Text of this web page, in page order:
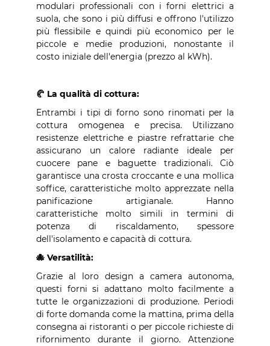
modulari professionali con i forni elettrici a
suola, che sono i più diffusi e offrono l'utilizzo
più flessibile e quindi più economico per le
piccole e medie produzioni, nonostante il
costo iniziale dell'energia (prezzo al kWh).
🥐 La qualità di cottura:
Entrambi i tipi di forno sono rinomati per la
cottura omogenea e precisa. Utilizzano
resistenze elettriche e piastre refrattarie che
assicurano un calore radiante ideale per
cuocere pane e baguette tradizionali. Ciò
garantisce una crosta croccante e una mollica
soffice, caratteristiche molto apprezzate nella
panificazione artigianale. Hanno
caratteristiche molto simili in termini di
potenza di riscaldamento, spessore
dell'isolamento e capacità di cottura.
🐙 Versatilità:
Grazie al loro design a camera autonoma,
questi forni si adattano molto facilmente a
tutte le organizzazioni di produzione. Periodi
di forte domanda come la mattina, prima della
consegna ai ristoranti o per piccole richieste di
rifornimento durante il giorno. Attenzione